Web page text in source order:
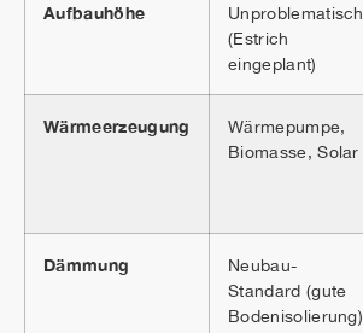
Aufbauhöhe
Unproblematisch
(Estrich
eingeplant)
Wärmeerzeugung
Wärmepumpe,
Biomasse, Solar
Dämmung
Neubau-
Standard (gute
Bodenisolierung)